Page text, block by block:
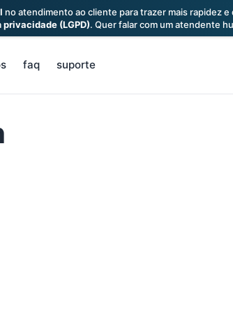
no atendimento ao cliente para trazer mais rapidez
privacidade (LGPD). Quer falar com um atendente
faq suporte